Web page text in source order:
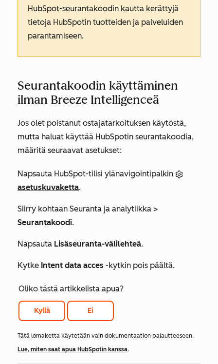
HubSpot-seurantakoodin kautta kerättyjä
tietoja HubSpotin tuotteiden ja palveluiden
parantamiseen.
Seurantakoodin käyttäminen
ilman Breeze Intelligenceä
Jos olet poistanut ostajatarkoituksen käytöstä,
mutta haluat käyttää HubSpotin seurantakoodia,
määritä seuraavat asetukset:
Napsauta HubSpot-tilisi ylänavigointipalkin
asetuskuvaketta.
Siirry kohtaan Seuranta ja analytiikka >
Seurantakoodi.
Napsauta Lisäseuranta-välilehteä.
Kytke Intent data acces -kytkin pois päältä.
Oliko tästä artikkelista apua?
Kyllä Ei
Tätä lomaketta käytetään vain dokumentaation palautteeseen.
Lue, miten saat apua HubSpotin kanssa.